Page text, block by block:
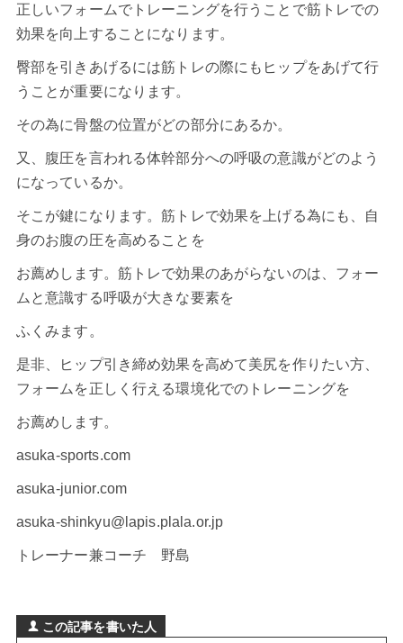
正しいフォームでトレーニングを行うことで筋トレでの
効果を向上することになります。
臀部を引きあげるには筋トレの際にもヒップをあげて行
うことが重要になります。
その為に骨盤の位置がどの部分にあるか。
又、腹圧を言われる体幹部分への呼吸の意識がどのよう
になっているか。
そこが鍵になります。筋トレで効果を上げる為にも、自
身のお腹の圧を高めることを
お薦めします。筋トレで効果のあがらないのは、フォー
ムと意識する呼吸が大きな要素を
ふくみます。
是非、ヒップ引き締め効果を高めて美尻を作りたい方、
フォームを正しく行える環境化でのトレーニングを
お薦めします。
asuka-sports.com
asuka-junior.com
asuka-shinkyu@lapis.plala.or.jp
トレーナー兼コーチ 野島
この記事を書いた人